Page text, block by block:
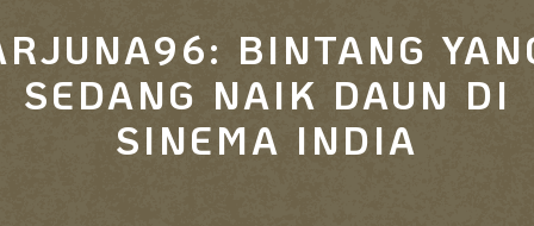
BINTANG
SEDANG NAIK DAUN DI
SINEMA INDIA